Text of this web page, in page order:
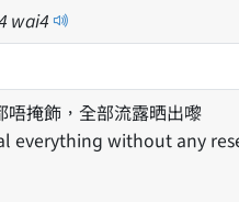
wai4
唔掩飾，全部流露晒出嚟
everything without any